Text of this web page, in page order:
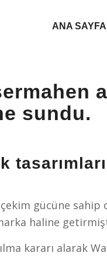
ANA SAYFA
sundu.
gücüne sahip
haline
kararı alarak